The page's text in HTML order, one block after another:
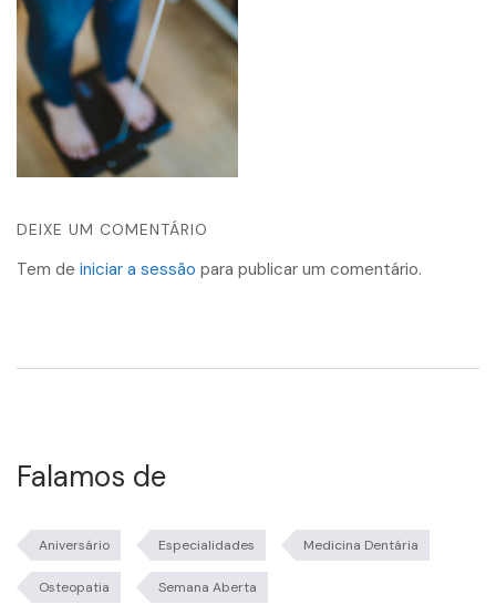
DEIXE UM COMENTÁRIO
Tem de iniciar a sessão para publicar um comentário.
Falamos de
Aniversário Especialidades Medicina Dentária
Osteopatia Semana Aberta